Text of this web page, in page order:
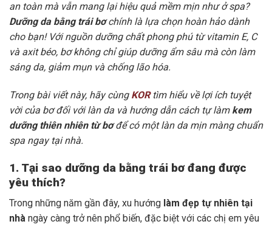
an toàn mà vẫn mang lại hiệu quả mềm mịn như ở spa?
Dưỡng da bằng trái bơchính là lựa chọn hoàn hảo dành
cho bạn! Với nguồn dưỡng chất phong phú từ vitamin E, C
và axit béo, bơ không chỉ giúp dưỡng ẩm sâu mà còn làm
sáng da, giảm mụn và chống lão hóa.
Trong bài viết này, hãy cùng KORtìm hiểu về lợi ích tuyệt
vời của bơ đối với làn da và hướng dẫn cách tự làm kem
dưỡng thiên nhiên từ bơđể có một làn da mịn màng chuẩn
spa ngay tại nhà.
1. Tại sao dưỡng da bằng trái bơ đang được
yêu thích?
Trong những năm gần đây, xu hướng làm đẹp tự nhiên tại
nhà ngày càng trở nên phổ biến, đặc biệt với các chị em yêu